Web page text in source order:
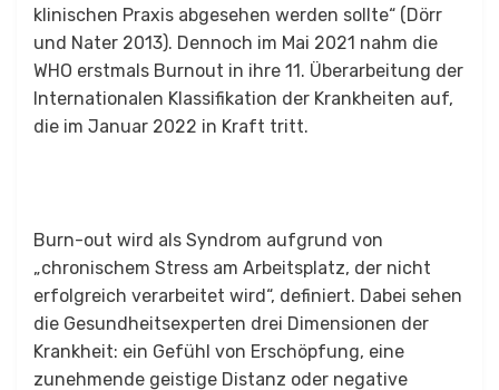
klinischen Praxis abgesehen werden sollte“ (Dörr
und Nater 2013). Dennoch im Mai 2021 nahm die
WHO erstmals Burnout in ihre 11. Überarbeitung der
Internationalen Klassifikation der Krankheiten auf,
die im Januar 2022 in Kraft tritt.
Burn-out wird als Syndrom aufgrund von
„chronischem Stress am Arbeitsplatz, der nicht
erfolgreich verarbeitet wird“, definiert. Dabei sehen
die Gesundheitsexperten drei Dimensionen der
Krankheit: ein Gefühl von Erschöpfung, eine
zunehmende geistige Distanz oder negative